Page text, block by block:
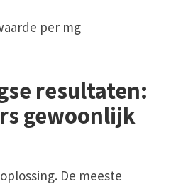
per mg
resultaten:
gewoonlijk
De meeste